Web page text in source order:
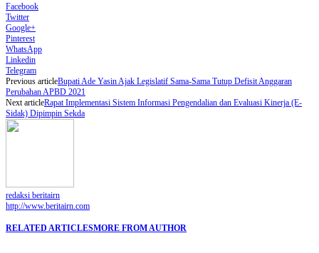
Facebook
Twitter
Google+
Pinterest
WhatsApp
Linkedin
Telegram
Previous articleBupati Ade Yasin Ajak Legislatif Sama-Sama Tutup Defisit Anggaran
Perubahan APBD 2021
Next articleRapat Implementasi Sistem Informasi Pengendalian dan Evaluasi Kinerja (E-
Sidak) Dipimpin Sekda
redaksi beritairn
http://www.beritairn.com
RELATED ARTICLESMORE FROM AUTHOR